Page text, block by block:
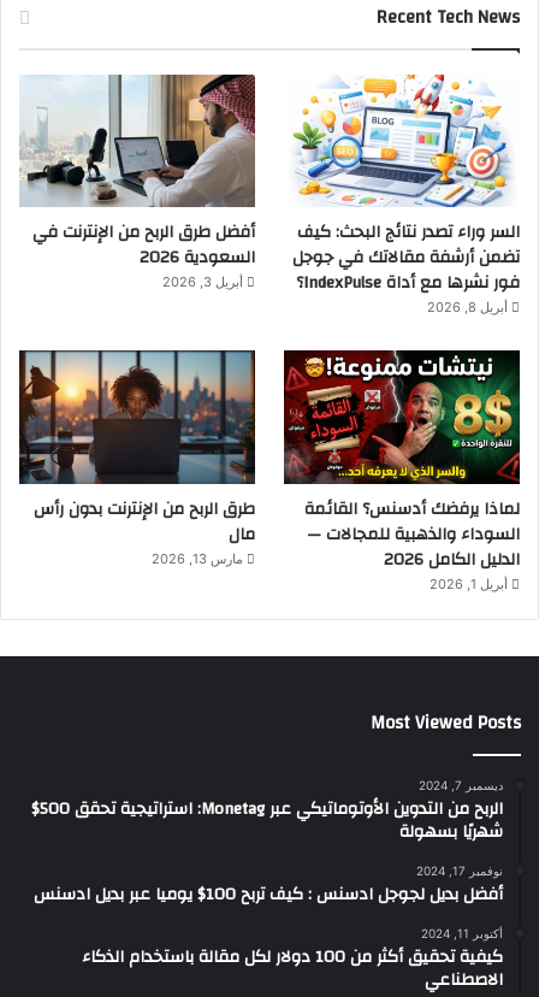
Recent Tech News
السر وراء تصدر نتائج البحث: كيف
تضمن أرشفة مقالاتك في جوجل
فور نشرها مع أداة IndexPulse؟
أبريل 8, 2026
أفضل طرق الربح من الإنترنت في
السعودية 2026
أبريل 3, 2026
لماذا يرفضك أدسنس؟ القائمة
السوداء والذهبية للمجالات —
الدليل الكامل 2026
أبريل 1, 2026
طرق الربح من الإنترنت بدون رأس
مال
مارس 13, 2026
Most Viewed Posts
ديسمبر 7, 2024
الربح من التدوين الأوتوماتيكي عبر Monetag: استراتيجية تحقق 500$
شهريًا بسهولة
نوفمبر 17, 2024
أفضل بديل لجوجل ادسنس : كيف تربح 100$ يوميا عبر بديل ادسنس
أكتوبر 11, 2024
كيفية تحقيق أكثر من 100 دولار لكل مقالة باستخدام الذكاء
الاصطناعي